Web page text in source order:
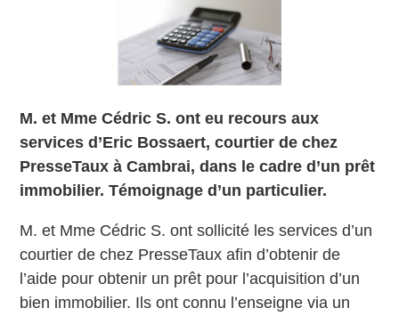
M. et Mme Cédric S. ont eu recours aux
services d’Eric Bossaert, courtier de chez
PresseTaux à Cambrai, dans le cadre d’un prêt
immobilier. Témoignage d’un particulier.
M. et Mme Cédric S. ont sollicité les services d’un
courtier de chez PresseTaux afin d’obtenir de
l’aide pour obtenir un prêt pour l’acquisition d’un
bien immobilier. Ils ontconnu l’enseigne via un